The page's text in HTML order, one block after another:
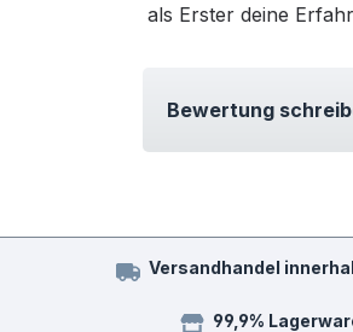
als Erster deine
Bewertung
Versandhandel
99,9%